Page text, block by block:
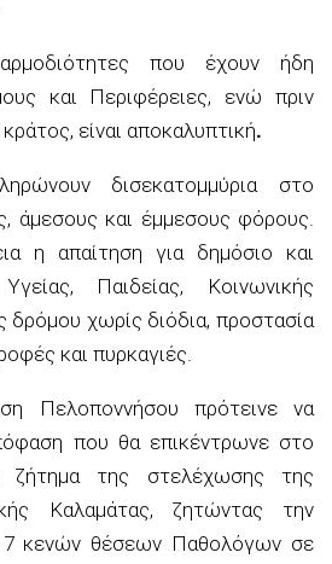
που έχουν ήδη
και Περιφέρειες, ενώ πριν
είναι αποκαλυπτική.
δισεκατομμύρια στο
άμεσους και έμμεσους φόρους.
η απαίτηση για δημόσιο και
Παιδείας, Κοινωνικής
δρόμου χωρίς διόδια, προστασία
και πυρκαγιές.
Πελοποννήσου πρότεινε να
που θα επικέντρωνε στο
ζήτημα της στελέχωσης της
Καλαμάτας, ζητώντας την
7 κενών θέσεων Παθολόγων σε